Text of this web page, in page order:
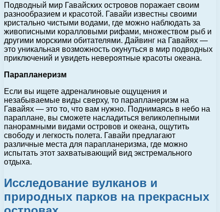
Подводный мир Гавайских островов поражает своим
разнообразием и красотой. Гавайи известны своими
кристально чистыми водами, где можно наблюдать за
живописными коралловыми рифами, множеством рыб и
другими морскими обитателями. Дайвинг на Гавайях —
это уникальная возможность окунуться в мир подводных
приключений и увидеть невероятные красоты океана.
Парапланеризм
Если вы ищете адреналиновые ощущения и
незабываемые виды сверху, то парапланеризм на
Гавайях — это то, что вам нужно. Поднимаясь в небо на
параплане, вы сможете насладиться великолепными
панорамными видами островов и океана, ощутить
свободу и легкость полета. Гавайи предлагают
различные места для парапланеризма, где можно
испытать этот захватывающий вид экстремального
отдыха.
Исследование вулканов и
природных парков на прекрасных